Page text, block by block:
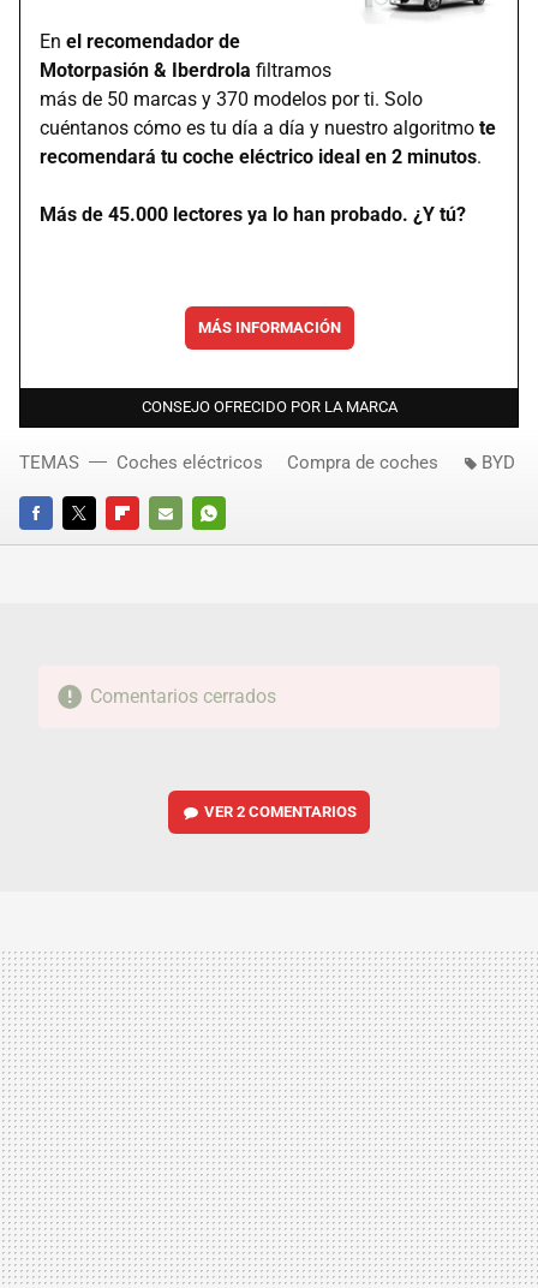
En el recomendador de
Motorpasión & Iberdrola filtramos
más de 50 marcas y 370 modelos por ti. Solo
cuéntanos cómo es tu día a día y nuestro algoritmo te
recomendará tu coche eléctrico ideal en 2 minutos.
Más de 45.000 lectores ya lo han probado. ¿Y tú?
MÁS INFORMACIÓN
CONSEJO OFRECIDO POR LA MARCA
FACEBOOKTWITTERFLIPBOARD
E-
WHATSAPP
TEMAS Coches eléctricos Compra de coches BYD
Comentarios cerrados
VER2 COMENTARIOS